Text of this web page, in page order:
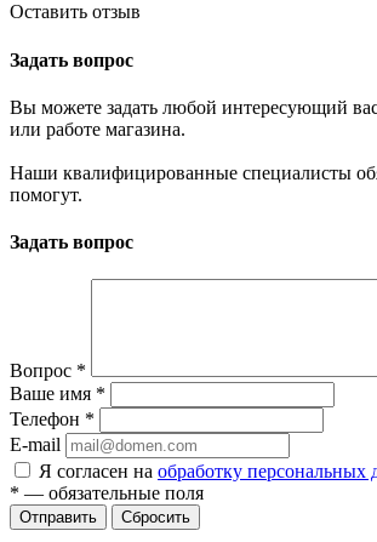
Оставить отзыв
Задать вопрос
Вы можете задать любой интересующий
или работе магазина.
Наши квалифицированные специалисты
помогут.
Задать вопрос
Вопрос *
Ваше имя *
Телефон *
E-mail
Я согласен на обработку персональных
* — обязательные поля
Отправить Сбросить